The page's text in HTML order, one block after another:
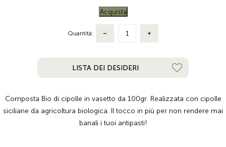
Acquista
Quantità:
LISTA DEI DESIDERI
Composta Bio di cipolle in vasetto da 100gr. Realizzata con cipolle
siciliane da agricoltura biologica. Il tocco in più per non rendere mai
banali i tuoi antipasti!